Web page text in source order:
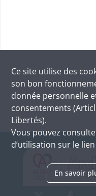
Ce site utilise des
son bon
donnée personnelle
consentements
Libertés).
Vous pouvez
d’utilisation sur le
En savoir